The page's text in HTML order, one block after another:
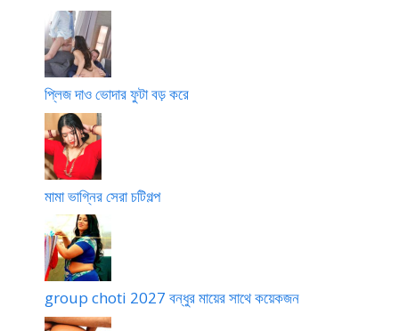
প্লিজ দাও ভোদার ফুটা বড় করে
মামা ভাগ্নির সেরা চটিগল্প
group choti 2027 বন্ধুর মায়ের সাথে কয়েকজন